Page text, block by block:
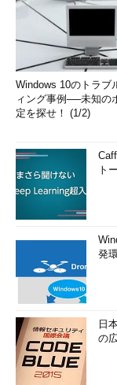
Windows 10のトラブ
ィング事例──未知の
定を探せ！ (1/2)
ト
発
日
の